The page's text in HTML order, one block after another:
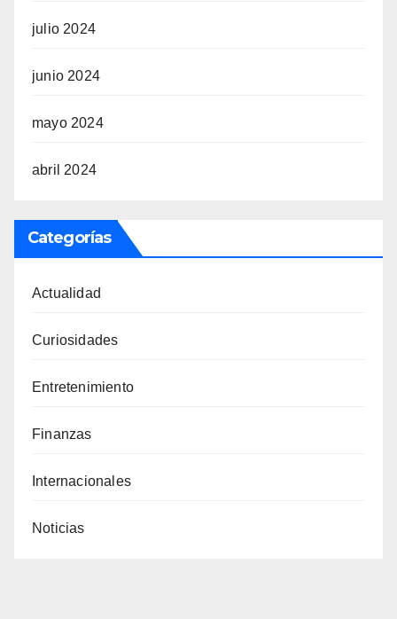
julio 2024
junio 2024
mayo 2024
abril 2024
Categorías
Actualidad
Curiosidades
Entretenimiento
Finanzas
Internacionales
Noticias